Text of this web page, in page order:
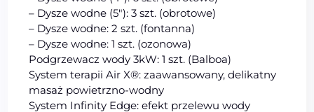
– Dysze wodne (5″): 3 szt. (obrotowe)
– Dysze wodne: 2 szt. (fontanna)
– Dysze wodne: 1 szt. (ozonowa)
Podgrzewacz wody 3kW: 1 szt. (Balboa)
System terapii Air X®: zaawansowany, delikatny
masaż powietrzno-wodny
System Infinity Edge: efekt przelewu wody